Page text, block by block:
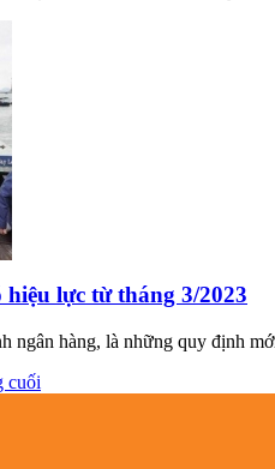
lực từ tháng 3/2023
ngân hàng, là những quy định
cuối